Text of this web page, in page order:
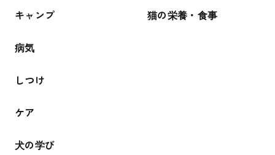
キャンプ
病気
しつけ
ケア
犬の学び
猫の栄養・食事